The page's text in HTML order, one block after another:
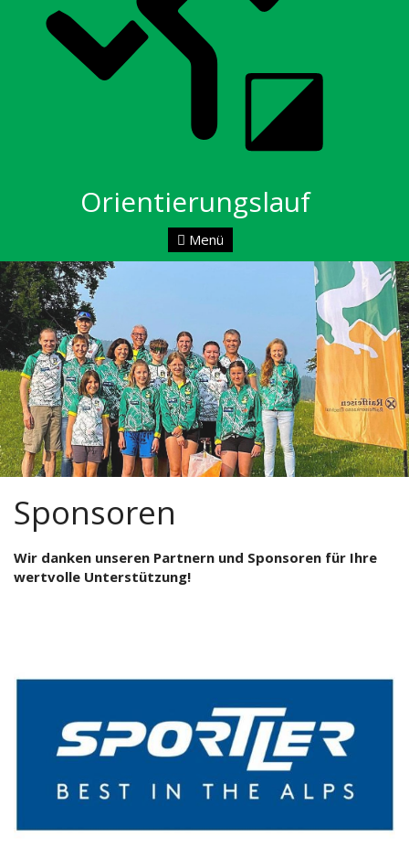
Orientierungslauf
Menü
Sponsoren
Wir danken unseren Partnern und Sponsoren für Ihre
wertvolle Unterstützung!